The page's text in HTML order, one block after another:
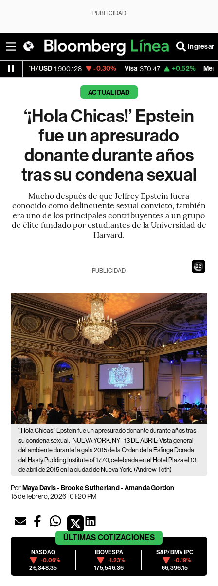
PUBLICIDAD
Ingresar
1,900.128 -0.30% Visa 370.47 +0.52% MercadoLibre
ACTUALIDAD
‘¡Hola Chicas!’ Epstein
fue un apresurado
donante durante años
tras su condena sexual
Mucho después de que Jeffrey Epstein fuera
conocido como delincuente sexual convicto, también
era uno de los principales contribuyentes a un grupo
de élite fundado por estudiantes de la Universidad de
Harvard.
20
PUBLICIDAD
‘¡Hola Chicas!’ Epstein fue un apresurado donante durante años tras
su condena sexual. NUEVA YORK, NY - 13 DE ABRIL: Vista general
del ambiente durante la gala 2015 de la Orden de la Esfinge Dorada
del Hasty Pudding Institute of 1770, celebrada en el Hotel Plaza el 13
de abril de 2015 en la ciudad de Nueva York. (Andrew Toth)
PorMaya Davis - Brooke Sutherland - Amanda Gordon
15 de febrero, 2026 | 01:20 PM
ÚLTIMAS COTIZACIONES
NASDAQ
-0.06%
26,348.35
IBOVESPA
-1.23%
175,546.36
S&P/BMV IPC
-0.19%
66,396.15